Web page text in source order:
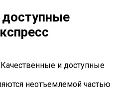
и доступные
неотъемлемой частью